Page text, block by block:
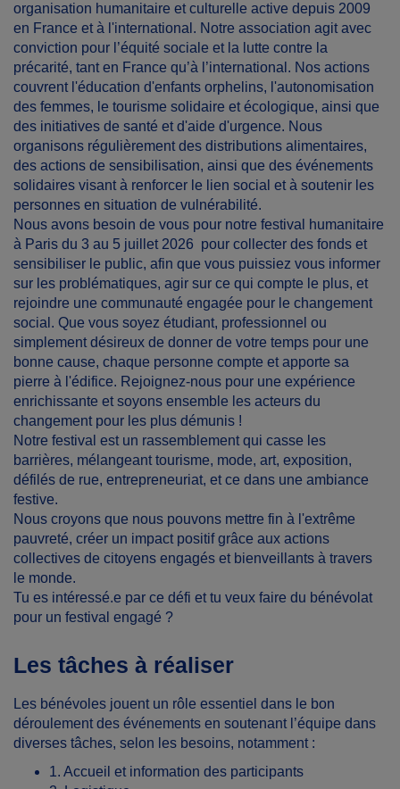
organisation humanitaire et culturelle active depuis 2009
en France et à l'international. Notre association agit avec
conviction pour l’équité sociale et la lutte contre la
précarité, tant en France qu’à l’international. Nos actions
couvrent l'éducation d'enfants orphelins, l'autonomisation
des femmes, le tourisme solidaire et écologique, ainsi que
des initiatives de santé et d'aide d'urgence. Nous
organisons régulièrement des distributions alimentaires,
des actions de sensibilisation, ainsi que des événements
solidaires visant à renforcer le lien social et à soutenir les
personnes en situation de vulnérabilité.
Nous avons besoin de vous pour notre festival humanitaire
à Paris du 3 au 5 juillet 2026 pour collecter des fonds et
sensibiliser le public, afin que vous puissiez vous informer
sur les problématiques, agir sur ce qui compte le plus, et
rejoindre une communauté engagée pour le changement
social. Que vous soyez étudiant, professionnel ou
simplement désireux de donner de votre temps pour une
bonne cause, chaque personne compte et apporte sa
pierre à l'édifice. Rejoignez-nous pour une expérience
enrichissante et soyons ensemble les acteurs du
changement pour les plus démunis !
Notre festival est un rassemblement qui casse les
barrières, mélangeant tourisme, mode, art, exposition,
défilés de rue, entrepreneuriat, et ce dans une ambiance
festive.
Nous croyons que nous pouvons mettre fin à l'extrême
pauvreté, créer un impact positif grâce aux actions
collectives de citoyens engagés et bienveillants à travers
le monde.
Tu es intéressé.e par ce défi et tu veux faire du bénévolat
pour un festival engagé ?
Les tâches à réaliser
Les bénévoles jouent un rôle essentiel dans le bon
déroulement des événements en soutenant l’équipe dans
diverses tâches, selon les besoins, notamment :
1. Accueil et information des participants